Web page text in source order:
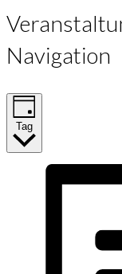
Navigation
Tag